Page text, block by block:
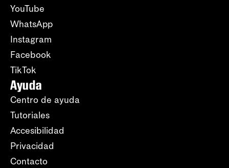
YouTube
WhatsApp
Instagram
Facebook
TikTok
Ayuda
Centro de ayuda
Tutoriales
Accesibilidad
Privacidad
Contacto